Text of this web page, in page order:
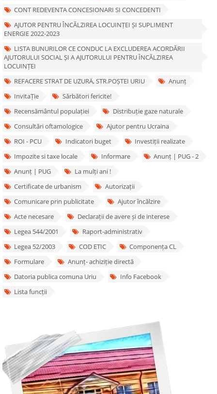
CONT REDEVENTA CONCESIONARI SI CONCEDENTI
AJUTOR PENTRU ÎNCĂLZIREA LOCUINȚEI ȘI SUPLIMENT
ENERGIE 2022-2023
LISTA BUNURILOR CE CONDUC LA EXCLUDEREA ACORDĂRII
AJUTORULUI SOCIAL ȘI A AJUTORULUI PENTRU ÎNCĂLZIREA
LOCUINȚEI
REFACERE STRAT DE UZURÄ‚ STR.POȘTEI URIU
Anunț
InvitaȚie
Sărbători fericite!
Recensământul populației
Distribuție gaze naturale
Consultări oftamologice
Ajutor pentru Ucraina
ROI - PCU
Indicatori buget
Investiții realizate
Impozite si taxe locale
Informare
Anunț | PUG - 2
Anunț | PUG
La mulți ani !
Certificate de urbanism
Autorizații
Comunicare prin publicitate
Ajutor încălzire
Acte necesare
Declarații de avere și de interese
Legea 544/2001
Raport-administrativ
Legea 52/2003
COD ETIC
Componența CL
Formulare
Anunț- achiziție directă
Datoria publica comuna Uriu
Info Facebook
Lista funcții